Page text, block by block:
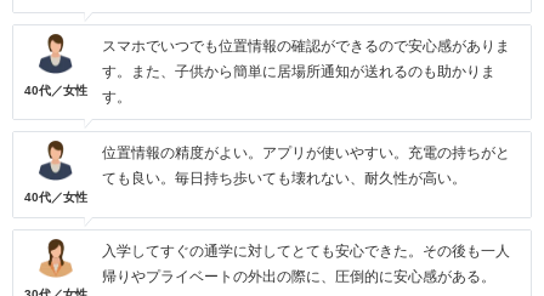
40代／女性
スマホでいつでも位置情報の確認ができるので安心感がありま
す。また、子供から簡単に居場所通知が送れるのも助かりま
す。
40代／女性
位置情報の精度がよい。アプリが使いやすい。充電の持ちがと
ても良い。毎日持ち歩いても壊れない、耐久性が高い。
入学してすぐの通学に対してとても安心できた。その後も一人
帰りやプライベートの外出の際に、圧倒的に安心感がある。